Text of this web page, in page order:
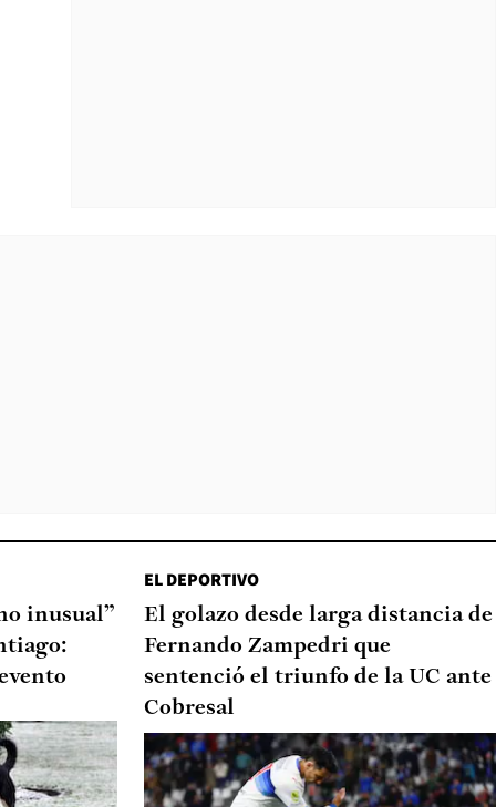
inusual”
EL DEPORTIVO
El golazo desde larga distancia de
Fernando Zampedri que
sentenció el triunfo de la UC ante
Cobresal